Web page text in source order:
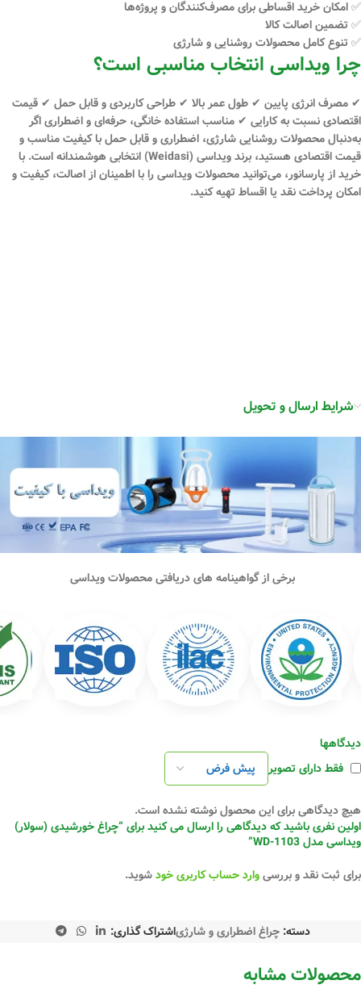
✅ امکانخرید اقساطیبرای مصرف‌کنندگان و پروژه‌ها
✅ تضمین اصالت کالا
✅ تنوع کامل محصولات روشنایی و شارژی
چرا ویداسی انتخاب مناسبی است؟
✔ مصرف انرژی پایین ✔ طول عمر بالا ✔ طراحی کاربردی و قابل حمل ✔ قیمت
اقتصادی نسبت به کارایی ✔ مناسب استفاده خانگی، حرفه‌ای و اضطراری اگر
به‌دنبالمحصولات روشنایی شارژی، اضطراری و قابل حملبا کیفیت مناسب و
قیمت اقتصادی هستید، برندویداسی (Weidasi)
انتخابی هوشمندانه است. با
خرید از پارسانور، می‌توانید محصولات ویداسی را با اطمینان از اصالت، کیفیت و
امکان پرداخت نقد یا اقساط تهیه کنید.
شرایط ارسال و تحویل
برخی از گواهینامه های دریافتی محصولات ویداسی
دیدگاهها
فقط دارای تصویر
هیچ دیدگاهی برای این محصول نوشته نشده است.
اولین نفری باشید که دیدگاهی را ارسال می کنید برای “چراغ خورشیدی (سولار)
ویداسی مدل WD-1103”
برای ثبت نقد و بررسیوارد حساب کاربری خودشوید.
دسته: چراغ اضطراری و شارژیاشتراک گذاری:
محصولات مشابه